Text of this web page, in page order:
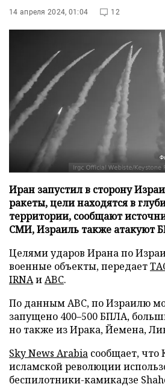
14 апреля 2024, 01:04 12
Иран запустил в сторону
ракеты, цели находятся в
территории, сообщают
СМИ, Израиль также атакуют
Целями ударов Ирана по
военные объекты, передает
IRNAиABC.
По данным ABC, по Израилю
запущено 400–500 БПЛА,
но также из Ирака, Йемена,
Sky News Arabia сообщает, что
исламской революции
беспилотники-камикадзе